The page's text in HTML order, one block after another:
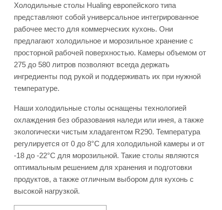
Холодильные столы Hualing европейского типа
представляют собой универсальное интегрированное
рабочее место для коммерческих кухонь. Они
предлагают холодильное и морозильное хранение с
просторной рабочей поверхностью. Камеры объемом от
275 до 580 литров позволяют всегда держать
ингредиенты под рукой и поддерживать их при нужной
температуре.
Наши холодильные столы оснащены технологией
охлаждения без образования наледи или инея, а также
экологически чистым хладагентом R290. Температура
регулируется от 0 до 8°C для холодильной камеры и от
-18 до -22°C для морозильной. Такие столы являются
оптимальным решением для хранения и подготовки
продуктов, а также отличным выбором для кухонь с
высокой нагрузкой.